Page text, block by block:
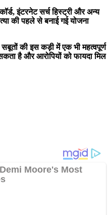
इंटरनेट सर्च हिस्ट्री और अन्य
की पहले से बनाई गई योजना
की इस कड़ी में एक भी महत्वपूर्ण
है और आरोपियों को फायदा मिल